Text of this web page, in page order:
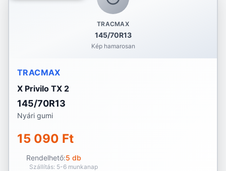
TRACMAX
145/70R13
Kép hamarosan
TRACMAX
X Privilo TX 2
145/70R13
Nyári gumi
15 090 Ft
Rendelhető:5 db
Szállítás: 5-6 munkanap